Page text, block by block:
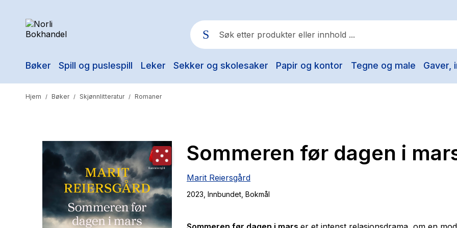
Bøker Spill og puslespill Leker Sekker og skolesaker Papir og kontor Tegne og male Gaver,
Populære søk
The Housemaid
Hjem / Bøker / Skjønnlitteratur / Romaner
Sommeren før dagen i
Marit Reiersgård
2023 , Innbundet , Bokmål